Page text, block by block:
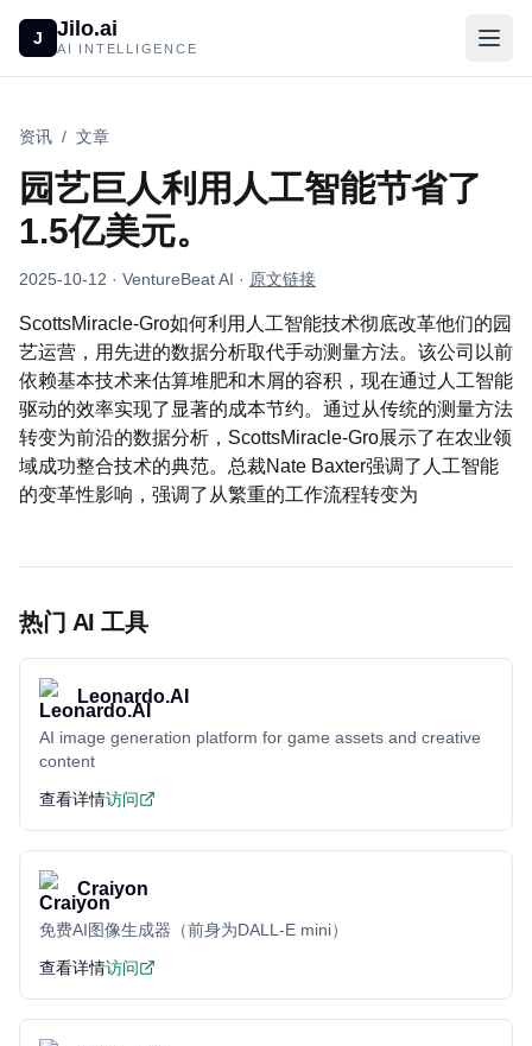
J Jilo.ai
AI INTELLIGENCE
资讯 / 文章
园艺巨人利用人工智能节省了
1.5亿美元。
2025-10-12 · VentureBeat AI · 原文链接
ScottsMiracle-Gro如何利用人工智能技术彻底改革他们的园
艺运营，用先进的数据分析取代手动测量方法。该公司以前
依赖基本技术来估算堆肥和木屑的容积，现在通过人工智能
驱动的效率实现了显著的成本节约。通过从传统的测量方法
转变为前沿的数据分析，ScottsMiracle-Gro展示了在农业领
域成功整合技术的典范。总裁Nate Baxter强调了人工智能
的变革性影响，强调了从繁重的工作流程转变为
热门 AI 工具
Leonardo.AI
AI image generation platform for game assets and creative
content
查看详情访问
Craiyon
免费AI图像生成器（前身为DALL-E mini）
查看详情访问